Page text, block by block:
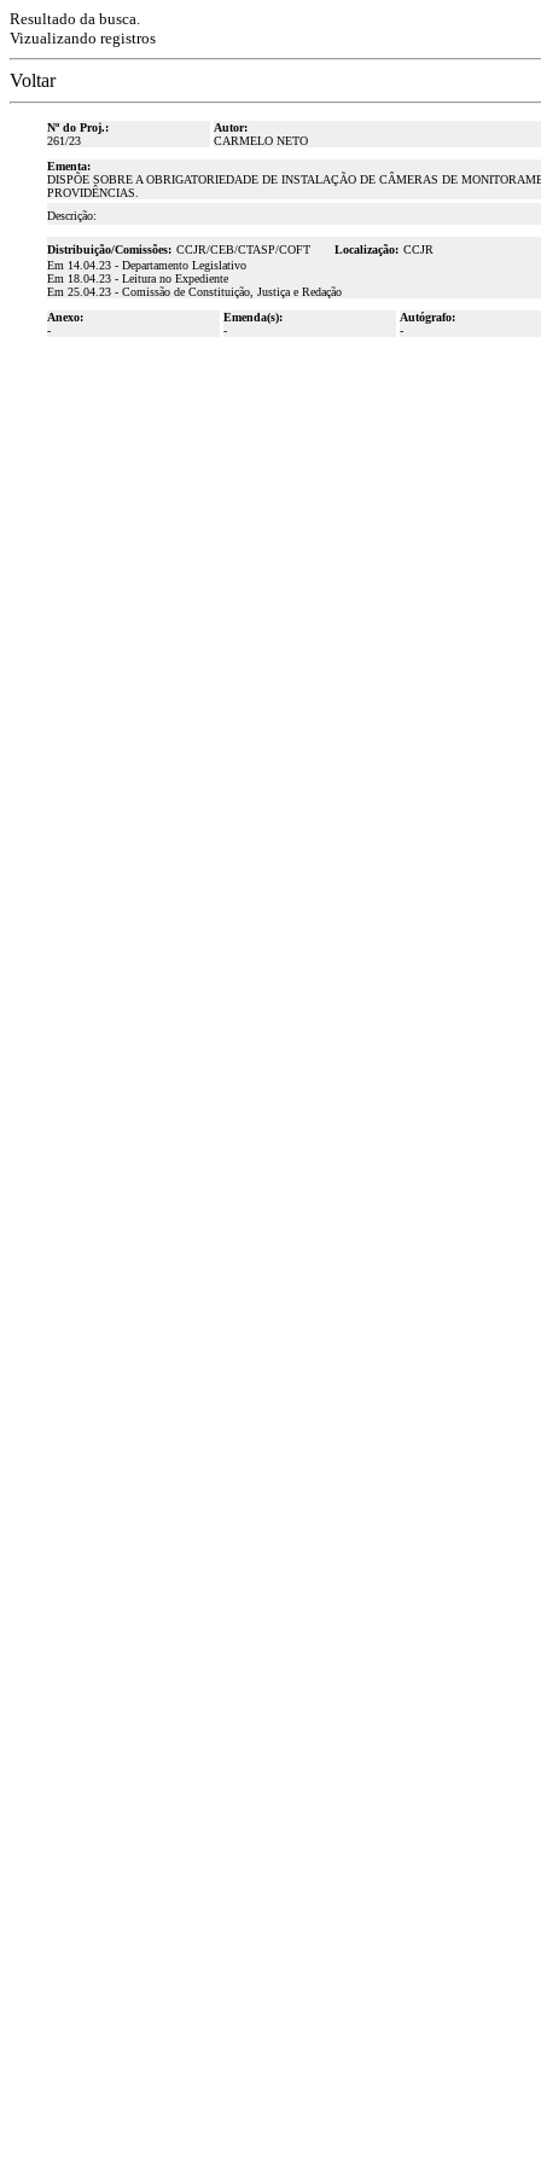
Resultado da busca.
Vizualizando registros
Voltar
Nº do Proj.:
261/23
Autor:
CARMELO NETO
Ementa:
DISPÕE SOBRE A OBRIGATORIEDADE DE INSTALAÇÃO DE CÂMERAS DE
PROVIDÊNCIAS.
Descrição:
Distribuição/Comissões: CCJR/CEB/CTASP/COFT Localização: CCJR
Em 14.04.23 - Departamento Legislativo
Em 18.04.23 - Leitura no Expediente
Em 25.04.23 - Comissão de Constituição, Justiça e Redação
Anexo:
-
Emenda(s):
-
Autógrafo:
-